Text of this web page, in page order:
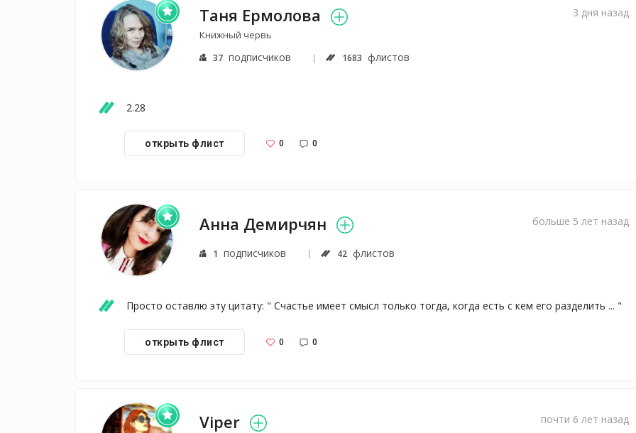
Таня Ермолова
Книжный червь
37 подписчиков 1683 флистов
3 дня назад
2.28
открыть флист 0 0
Анна Демирчян
1 подписчиков 42 флистов
больше 5 лет назад
Просто оставлю эту цитату: " Счастье имеет смысл только тогда, когда есть с кем его разделить ... "
открыть флист 0 0
Viper почти 6 лет назад